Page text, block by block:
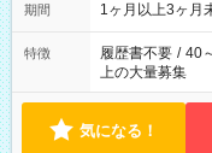
期間 1ヶ月以上3ヶ月
特徴 履歴書不要 / 40
上の大量募集
気になる！